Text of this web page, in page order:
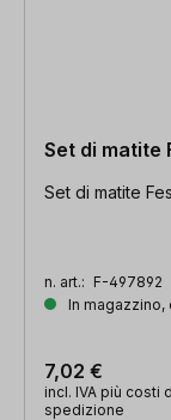
Set di matite
Set di matite
n. art.: F-497892
In magazzino,
7,02 €
incl. IVA più costi
spedizione